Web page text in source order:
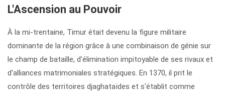
L'Ascension au Pouvoir
À la mi-trentaine, Timur était devenu la figure militaire
dominante de la région grâce à une combinaison de génie sur
le champ de bataille, d'élimination impitoyable de ses rivaux et
d'alliances matrimoniales stratégiques. En 1370, il prit le
contrôle des territoires djaghataïdes et s'établit comme